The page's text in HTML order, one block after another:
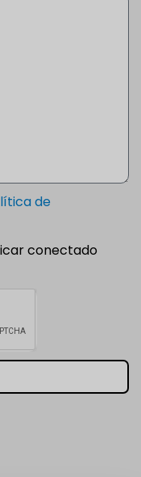
de
conectado